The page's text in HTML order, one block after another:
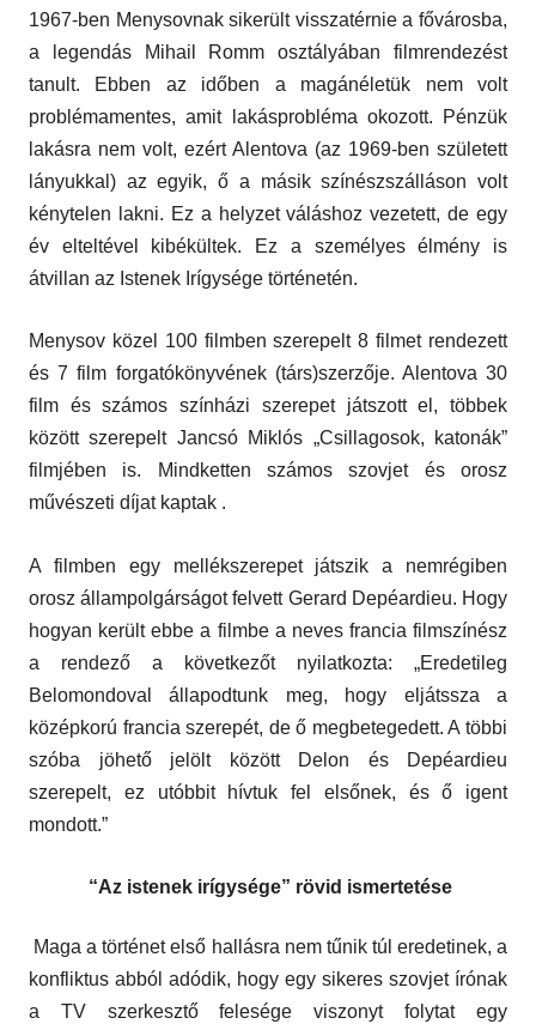
1967-ben Menysovnak sikerült visszatérnie a fővárosba,
a legendás Mihail Romm osztályában filmrendezést
tanult. Ebben az időben a magánéletük nem volt
problémamentes, amit lakásprobléma okozott. Pénzük
lakásra nem volt, ezért Alentova (az 1969-ben született
lányukkal) az egyik, ő a másik színészszálláson volt
kénytelen lakni. Ez a helyzet váláshoz vezetett, de egy
év elteltével kibékültek. Ez a személyes élmény is
átvillan az Istenek Irígysége történetén.
Menysov közel 100 filmben szerepelt 8 filmet rendezett
és 7 film forgatókönyvének (társ)szerzője. Alentova 30
film és számos színházi szerepet játszott el, többek
között szerepelt Jancsó Miklós „Csillagosok, katonák”
filmjében is. Mindketten számos szovjet és orosz
művészeti díjat kaptak .
A filmben egy mellékszerepet játszik a nemrégiben
orosz állampolgárságot felvett Gerard Depéardieu. Hogy
hogyan került ebbe a filmbe a neves francia filmszínész
a rendező a következőt nyilatkozta: „Eredetileg
Belomondoval állapodtunk meg, hogy eljátssza a
középkorú francia szerepét, de ő megbetegedett. A többi
szóba jöhető jelölt között Delon és Depéardieu
szerepelt, ez utóbbit hívtuk fel elsőnek, és ő igent
mondott.”
“Az istenek irígysége” rövid ismertetése
Maga a történet első hallásra nem tűnik túl eredetinek, a
konfliktus abból adódik, hogy egy sikeres szovjet írónak
a TV szerkesztő felesége viszonyt folytat egy